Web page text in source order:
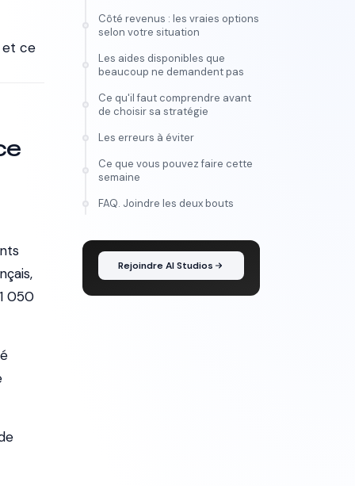
et ce
050
Côté revenus : les vraies options
selon votre situation
Les aides disponibles que
beaucoup ne demandent pas
Ce qu'il faut comprendre avant
de choisir sa stratégie
Les erreurs à éviter
Ce que vous pouvez faire cette
semaine
FAQ. Joindre les deux bouts
Rejoindre AI Studios